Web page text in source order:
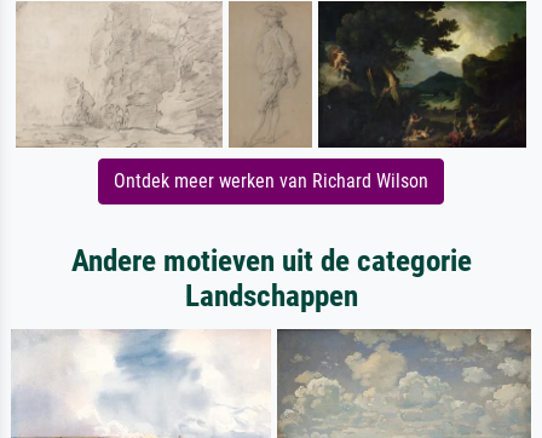
Ontdek meer werken van Richard Wilson
Andere motieven uit de categorie
Landschappen